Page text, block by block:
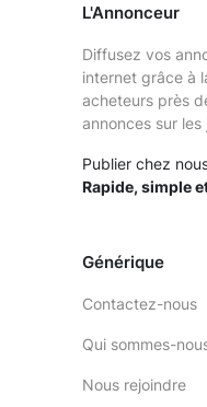
L'Annonceur
Diffusez vos
internet grâce à
acheteurs près
annonces sur
Publier chez
Rapide, simple
Générique
Contactez-nous
Qui sommes-
Nous rejoindre